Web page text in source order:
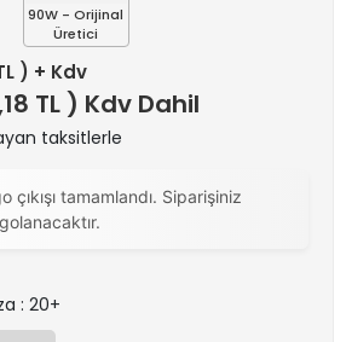
90W - Orijinal
Üretici
) + Kdv
TL ) Kdv Dahil
taksitlerle
çıkışı tamamlandı. Siparişiniz
: 20+